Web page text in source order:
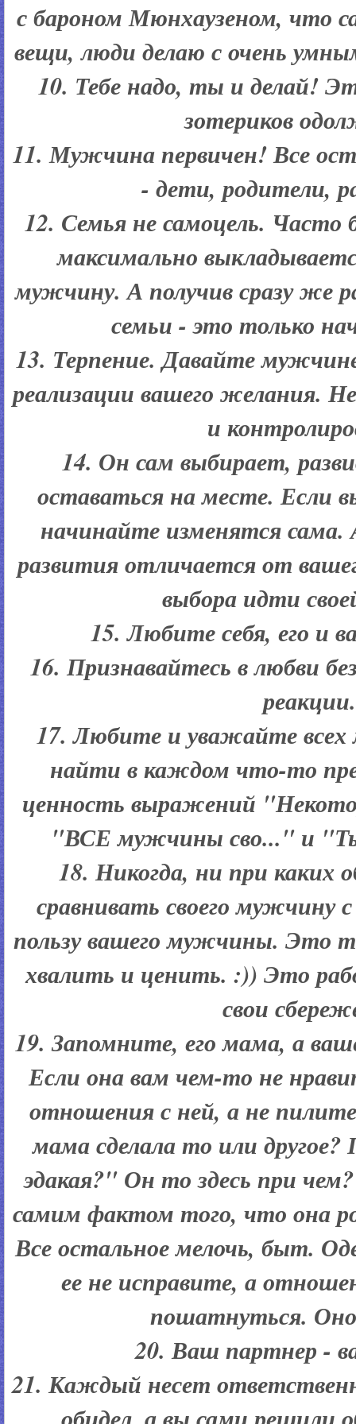
с бароном Мюнхаузеном, что
вещи, люди делаю с очень
10. Тебе надо, ты и делай!
зотериков
11. Мужчина первичен! Все
- дети, родители,
12. Семья не самоцель.
максимально
мужчину. А получив сразу же
семьи - это только
13. Терпение. Давайте
реализации вашего желания.
и
14. Он сам выбирает,
оставаться на месте. Если
начинайте изменятся
развития отличается от
выбора идти
15. Любите себя, его и
16. Признавайтесь в любви
реакции.
17. Любите и уважайте
найти в каждом что-то
ценность выражений
"ВСЕ мужчины сво..." и
18. Никогда, ни при каких
сравнивать своего мужчину
пользу вашего мужчины. Это
хвалить и ценить. :)) Это
свои
19. Запомните, его мама, а
Если она вам чем-то не
отношения с ней, а не
мама сделала то или
эдакая?" Он то здесь при
самим фактом того, что она
Все остальное мелочь, быт.
ее не исправите, а
пошатнуться.
20. Ваш партнер -
21. Каждый несет